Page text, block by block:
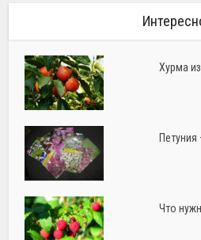
Хурма
Петуния
Что